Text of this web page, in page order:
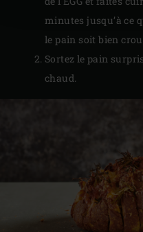
minutes jusqu’à ce
le pain soit bien
Sortez le pain
chaud.